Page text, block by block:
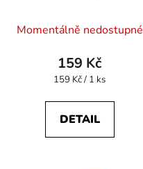
Momentálně nedostupné
159 Kč
Měrná
159 Kč / 1 ks
DETAIL